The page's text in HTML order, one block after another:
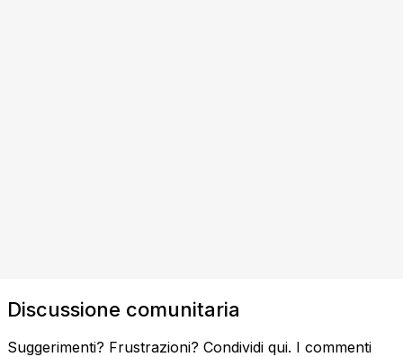
Discussione comunitaria
Suggerimenti? Frustrazioni? Condividi qui. I commenti